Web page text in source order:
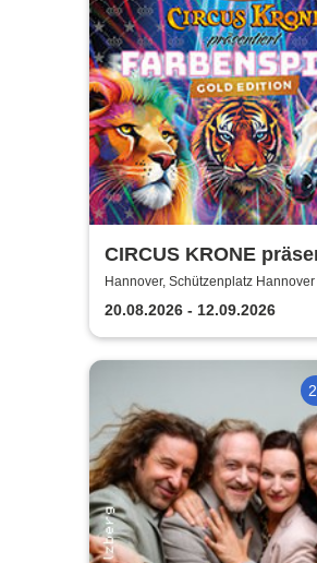
CIRCUS KRONE
FARBENSPIEL - Gold
| Hannover
Hannover, Schützenplatz Hannover
20.08.2026 - 12.09.2026